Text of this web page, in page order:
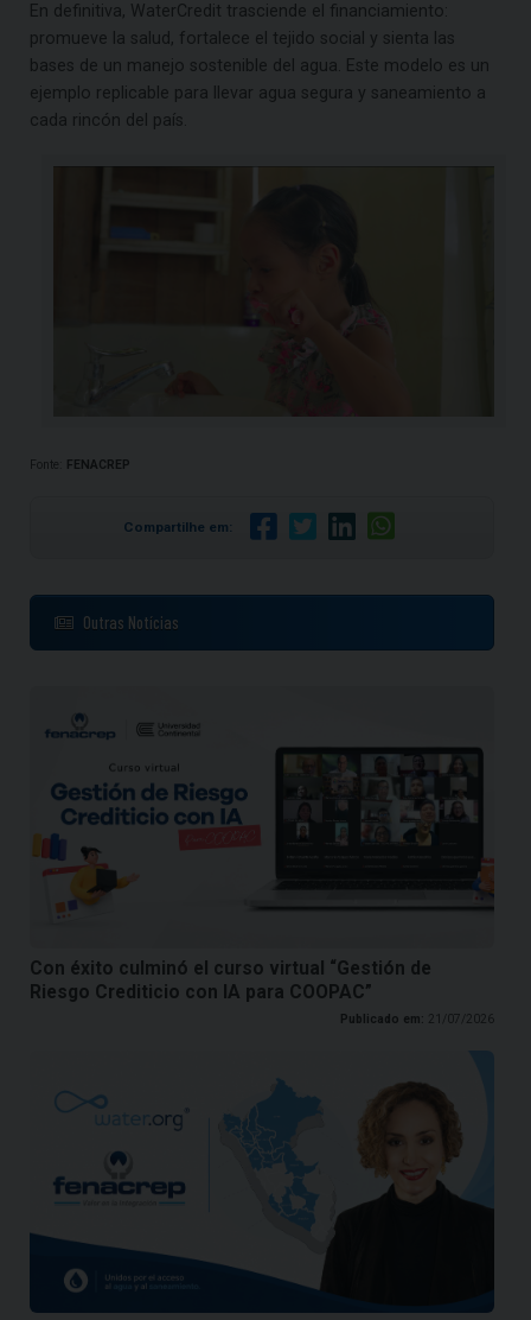
En definitiva, WaterCredit trasciende el financiamiento:
promueve la salud, fortalece el tejido social y sienta las
bases de un manejo sostenible del agua. Este modelo es un
ejemplo replicable para llevar agua segura y saneamiento a
cada rincón del país.
Fonte: FENACREP
Compartilhe em:
Outras Notícias
Con éxito culminó el curso virtual “Gestión de
Riesgo Crediticio con IA para COOPAC”
Publicado em: 21/07/2026